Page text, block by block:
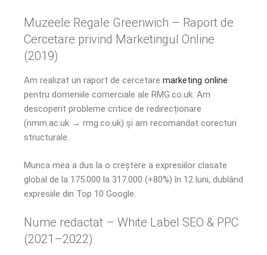
Muzeele Regale Greenwich – Raport de
Cercetare privind Marketingul Online
(2019)
Am realizat un raport de cercetare marketing online
pentru domeniile comerciale ale RMG.co.uk. Am
descoperit probleme critice de redirecționare
(nmm.ac.uk → rmg.co.uk) și am recomandat corecturi
structurale.
Munca mea a dus la o creștere a expresiilor clasate
global de la 175.000 la 317.000 (+80%) în 12 luni, dublând
expresiile din Top 10 Google.
Nume redactat – White Label SEO & PPC
(2021–2022)